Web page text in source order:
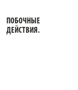
ПОБОЧНЫЕ
ДЕЙСТВИЯ.